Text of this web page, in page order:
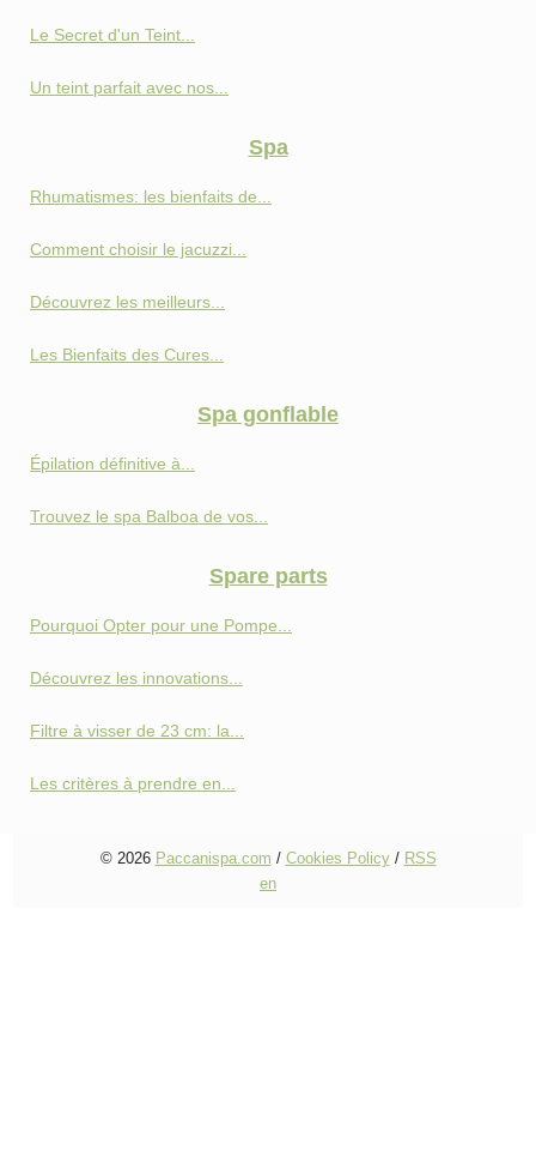
Le Secret d'un Teint...
Un teint parfait avec nos...
Spa
Rhumatismes: les bienfaits de...
Comment choisir le jacuzzi...
Découvrez les meilleurs...
Les Bienfaits des Cures...
Spa gonflable
Épilation définitive à...
Trouvez le spa Balboa de vos...
Spare parts
Pourquoi Opter pour une Pompe...
Découvrez les innovations...
Filtre à visser de 23 cm: la...
Les critères à prendre en...
© 2026 Paccanispa.com / Cookies Policy/ RSS
en